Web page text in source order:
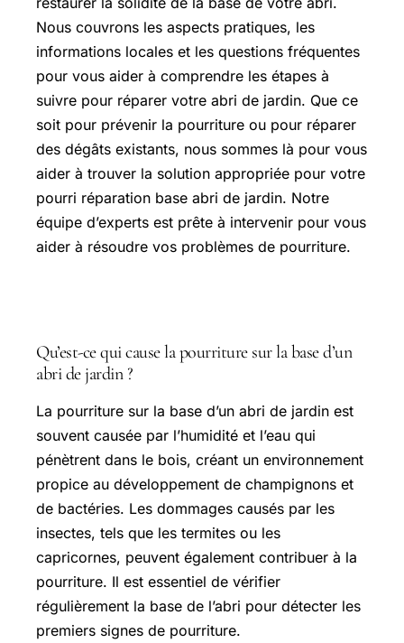
Nous couvrons les aspects pratiques, les
informations locales et les questions fréquentes
pour vous aider à comprendre les étapes à
suivre pour réparer votre abri de jardin. Que ce
soit pour prévenir la pourriture ou pour réparer
des dégâts existants, nous sommes là pour vous
aider à trouver la solution appropriée pour votre
pourri réparation base abri de jardin. Notre
équipe d’experts est prête à intervenir pour vous
aider à résoudre vos problèmes de pourriture.
Qu’est-ce qui cause la pourriture sur la base d’un
abri de jardin ?
La pourriture sur la base d’un abri de jardin est
souvent causée par l’humidité et l’eau qui
pénètrent dans le bois, créant un environnement
propice au développement de champignons et
de bactéries. Les dommages causés par les
insectes, tels que les termites ou les
capricornes, peuvent également contribuer à la
pourriture. Il est essentiel de vérifier
régulièrement la base de l’abri pour détecter les
premiers signes de pourriture.